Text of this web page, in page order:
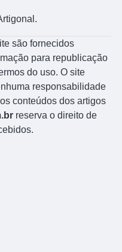
são fornecidos
para republicação
do uso. O site
responsabilidade
conteúdos dos artigos
reserva o direito de